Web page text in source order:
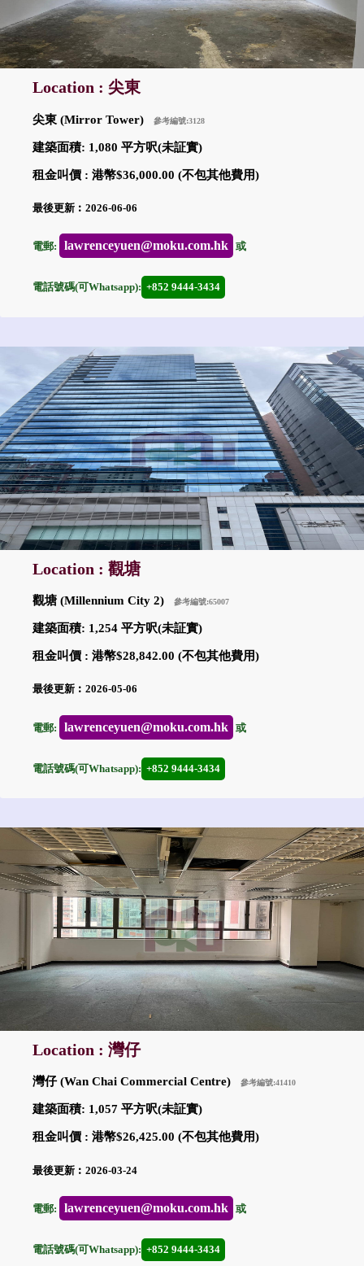
Location : 尖東
尖東 (Mirror Tower) 參考編號:3128
建築面積: 1,080 平方呎(未証實)
租金叫價 : 港幣$36,000.00 (不包其他費用)
最後更新︰2026-06-06
電郵: lawrenceyuen@moku.com.hk 或
電話號碼(可Whatsapp): +852 9444-3434
Location : 觀塘
觀塘 (Millennium City 2) 參考編號:65007
建築面積: 1,254 平方呎(未証實)
租金叫價 : 港幣$28,842.00 (不包其他費用)
最後更新︰2026-05-06
電郵: lawrenceyuen@moku.com.hk 或
電話號碼(可Whatsapp): +852 9444-3434
Location : 灣仔
灣仔 (Wan Chai Commercial Centre) 參考編號:41410
建築面積: 1,057 平方呎(未証實)
租金叫價 : 港幣$26,425.00 (不包其他費用)
最後更新︰2026-03-24
電郵: lawrenceyuen@moku.com.hk 或
電話號碼(可Whatsapp): +852 9444-3434